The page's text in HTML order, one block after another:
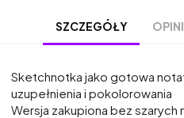
SZCZEGÓŁY
Sketchnotka jako gotowa
uzupełnienia i pokolorowania
Wersja zakupiona bez szarych